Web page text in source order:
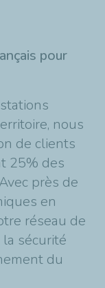
pour
nous
de clients
25% des
près de
en
réseau de
sécurité
du